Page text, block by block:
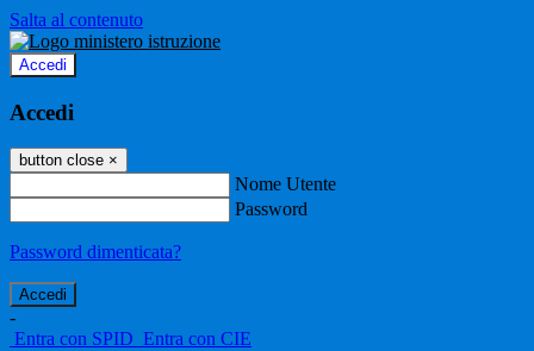
Salta al contenuto
Accedi
Accedi
button close ×
Nome Utente
Password
Password dimenticata?
-
Entra con SPID Entra con CIE